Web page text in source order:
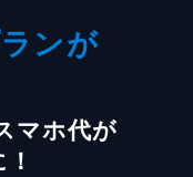
ンが
マホ代が